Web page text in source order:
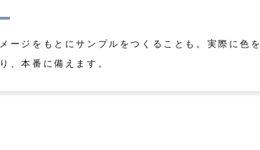
ージをもとにサンプルをつくることも。実際に色を
、本番に備えます。